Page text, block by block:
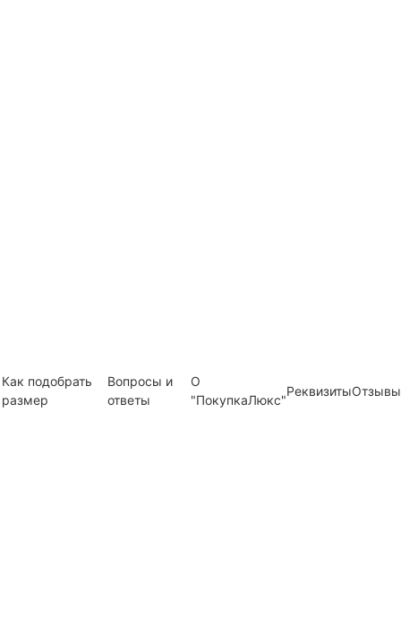
Как подобрать
размер
Вопросы и
ответы
О
"ПокупкаЛюкс"
РеквизитыОтзывы